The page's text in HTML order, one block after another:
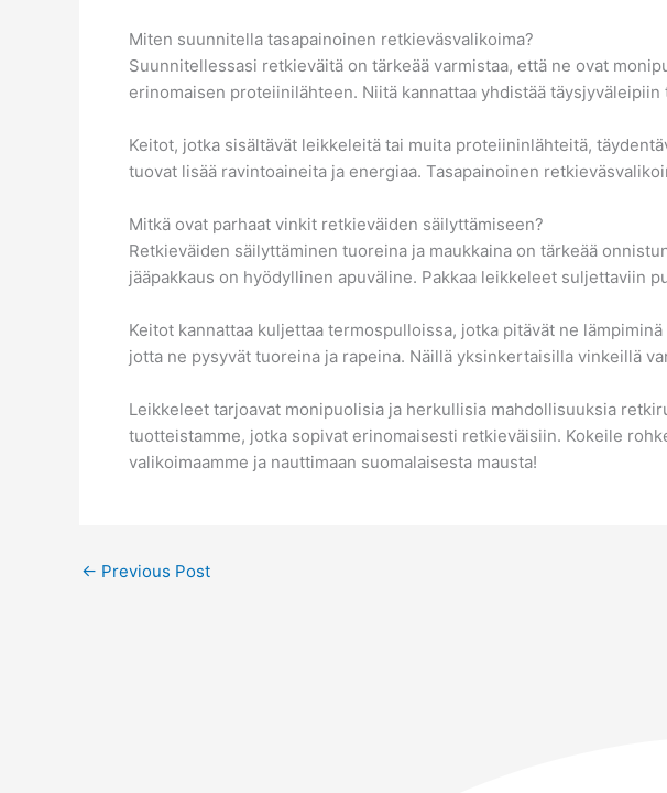
Miten suunnitella tasapainoinen retkieväsvalikoima?
Suunnitellessasi retkieväitä on tärkeää varmistaa, että ne ovat
erinomaisen proteiinilähteen. Niitä kannattaa yhdistää
Keitot, jotka sisältävät leikkeleitä tai muita proteiininlähteitä,
tuovat lisää ravintoaineita ja energiaa. Tasapainoinen
Mitkä ovat parhaat vinkit retkieväiden säilyttämiseen?
Retkieväiden säilyttäminen tuoreina ja maukkaina on tärkeää
jääpakkaus on hyödyllinen apuväline. Pakkaa leikkeleet suljettaviin
Keitot kannattaa kuljettaa termospulloissa, jotka pitävät ne
jotta ne pysyvät tuoreina ja rapeina. Näillä yksinkertaisilla vinkeillä
Leikkeleet tarjoavat monipuolisia ja herkullisia mahdollisuuksia
tuotteistamme, jotka sopivat erinomaisesti retkieväisiin. Kokeile
valikoimaamme ja nauttimaan suomalaisesta mausta!
← Previous Post